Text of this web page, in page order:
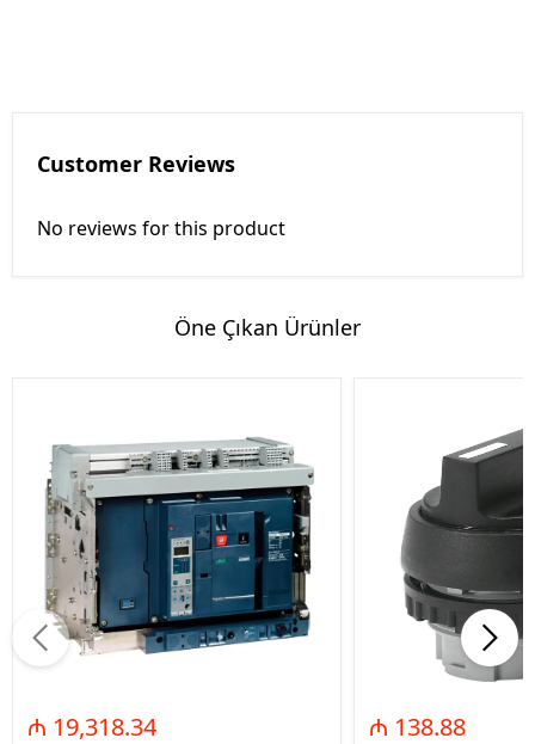
Customer Reviews
No reviews for this product
Öne Çıkan Ürünler
₼ 19,318.34 ₼ 138.88